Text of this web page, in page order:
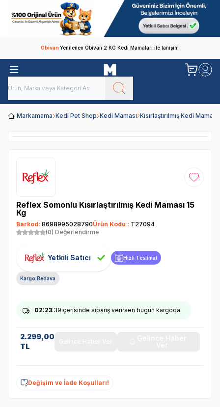
ObivanYenilenen Obivan 2 KG Kedi Mamaları ile tanışın!
Markamama Kedi Pet Shop Kedi Maması Kısırlaştırılmış Kedi Maması
Favoriye
Reflex Somonlu Kısırlaştırılmış Kedi Maması 15
Kg
Barkod: 8698995028790Ürün Kodu : T27094
(0) Değerlendirme
Yetkili Satıcı Hızlı Teslimat
Kargo Bedava
02:23:39içerisinde sipariş verirsen bugün kargoda
2.299,00
TL
Değişim ve İade Koşulları!